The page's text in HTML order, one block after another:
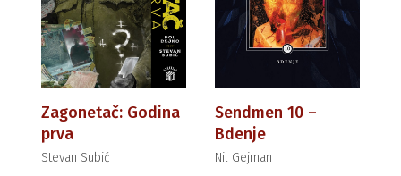
Zagonetač: Godina
prva
Stevan Subić
Sendmen 10 –
Bdenje
Nil Gejman